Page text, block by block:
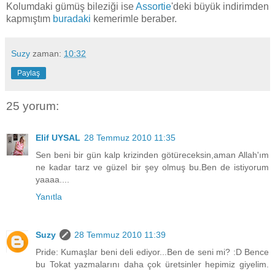
Kolumdaki gümüş bileziği iseAssortie'deki büyük indirimden
kapmıştım buradaki kemerimle beraber.
Suzy zaman: 10:32
Paylaş
25 yorum:
Elif UYSAL 28 Temmuz 2010 11:35
Sen beni bir gün kalp krizinden götüreceksin,aman Allah'ım
ne kadar tarz ve güzel bir şey olmuş bu.Ben de istiyorum
yaaaa....
Yanıtla
Suzy
28 Temmuz 2010 11:39
Pride: Kumaşlar beni deli ediyor...Ben de seni mi? :D Bence
bu Tokat yazmalarını daha çok üretsinler hepimiz giyelim.